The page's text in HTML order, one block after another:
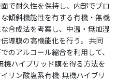
で耐久性を保持し、内部でプロ
傾斜機能性を有する有機・無機
合成法を考案し、中温・無加湿
導膜の高機能化を行う。 共同
のアルコール縮合を利用して、
機ハイブリッド膜を得る方法を
リン酸塩系有機-無機ハイブリ